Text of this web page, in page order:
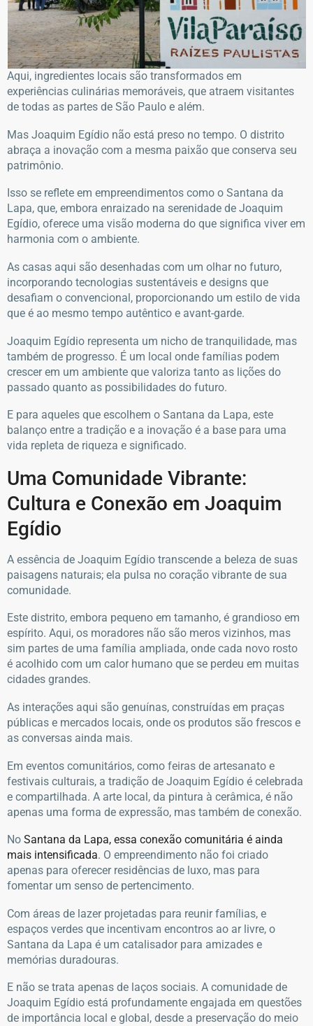
Aqui, ingredientes locais são transformados em
experiências culinárias memoráveis, que atraem visitantes
de todas as partes de São Paulo e além.
Mas Joaquim Egídio não está preso no tempo. O distrito
abraça a inovação com a mesma paixão que conserva seu
patrimônio.
Isso se reflete em empreendimentos como o Santana da
Lapa, que, embora enraizado na serenidade de Joaquim
Egídio, oferece uma visão moderna do que significa viver em
harmonia com o ambiente.
As casas aqui são desenhadas com um olhar no futuro,
incorporando tecnologias sustentáveis e designs que
desafiam o convencional, proporcionando um estilo de vida
que é ao mesmo tempo autêntico e avant-garde.
Joaquim Egídio representa um nicho de tranquilidade, mas
também de progresso. É um local onde famílias podem
crescer em um ambiente que valoriza tanto as lições do
passado quanto as possibilidades do futuro.
E para aqueles que escolhem o Santana da Lapa, este
balanço entre a tradição e a inovação é a base para uma
vida repleta de riqueza e significado.
Uma Comunidade Vibrante:
Cultura e Conexão em Joaquim
Egídio
A essência de Joaquim Egídio transcende a beleza de suas
paisagens naturais; ela pulsa no coração vibrante de sua
comunidade.
Este distrito, embora pequeno em tamanho, é grandioso em
espírito. Aqui, os moradores não são meros vizinhos, mas
sim partes de uma família ampliada, onde cada novo rosto
é acolhido com um calor humano que se perdeu em muitas
cidades grandes.
As interações aqui são genuínas, construídas em praças
públicas e mercados locais, onde os produtos são frescos e
as conversas ainda mais.
Em eventos comunitários, como feiras de artesanato e
festivais culturais, a tradição de Joaquim Egídio é celebrada
e compartilhada. A arte local, da pintura à cerâmica, é não
apenas uma forma de expressão, mas também de conexão.
NoSantana da Lapa, essa conexão comunitária é ainda
mais intensificada. O empreendimento não foi criado
apenas para oferecer residências de luxo, mas para
fomentar um senso de pertencimento.
Com áreas de lazer projetadas para reunir famílias, e
espaços verdes que incentivam encontros ao ar livre, o
Santana da Lapa é um catalisador para amizades e
memórias duradouras.
E não se trata apenas de laços sociais. A comunidade de
Joaquim Egídio está profundamente engajada em questões
de importância local e global, desde a preservação do meio